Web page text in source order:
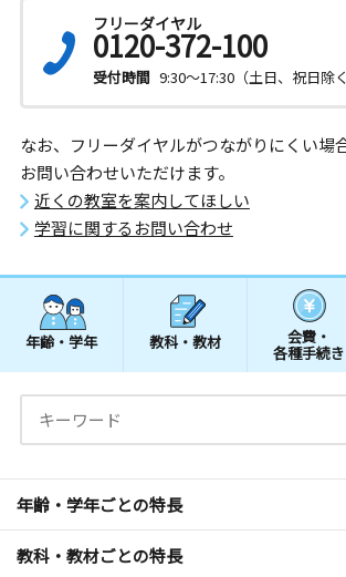
フリーダイヤル
0120-372-100
受付時間 9:30～17:30（土日、祝日除く
なお、フリーダイヤルがつながりにくい場
お問い合わせいただけます。
近くの教室を案内してほしい
学習に関するお問い合わせ
年齢・学年 教科・教材 会費・
各種手続き
年齢・学年ごとの特長
教科・教材ごとの特長